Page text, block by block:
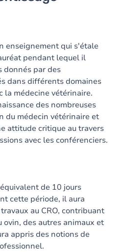
enseignement qui s'étale
pendant lequel il
donnés par des
dans différents domaines
la médecine vétérinaire.
des nombreuses
du médecin vétérinaire et
attitude critique au travers
avec les conférenciers.
de 10 jours
cette période, il aura
au CRO, contribuant
des autres animaux et
appris des notions de